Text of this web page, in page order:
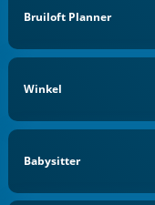
Bruiloft Planner
Winkel
Babysitter